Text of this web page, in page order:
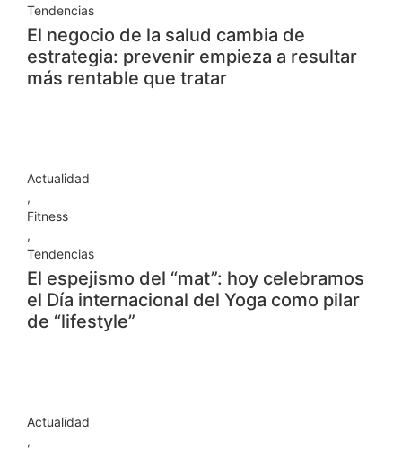
Tendencias
El negocio de la salud cambia de
estrategia: prevenir empieza a resultar
más rentable que tratar
Actualidad
,
Fitness
,
Tendencias
El espejismo del “mat”: hoy celebramos
el Día internacional del Yoga como pilar
de “lifestyle”
Actualidad
,